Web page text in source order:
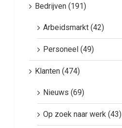
Bedrijven (191)
Arbeidsmarkt (42)
Personeel (49)
Klanten (474)
Nieuws (69)
Op zoek naar werk (43)